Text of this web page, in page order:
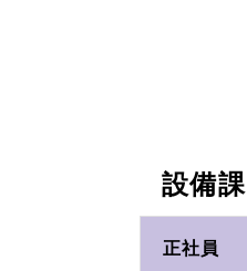
設備
正社員